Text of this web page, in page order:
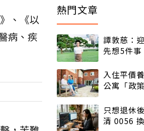
、《以
病、疾
熱門文章
譚敦慈：
先想5件事
入住平價
公寓「政
只想退休
清 0056